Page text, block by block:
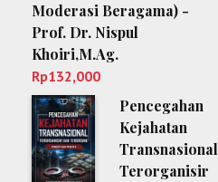
Moderasi Beragama) -
Prof. Dr. Nispul
Khoiri,M.Ag.
Rp132,000
Pencegahan
Kejahatan
Transnasional
Terorganisir